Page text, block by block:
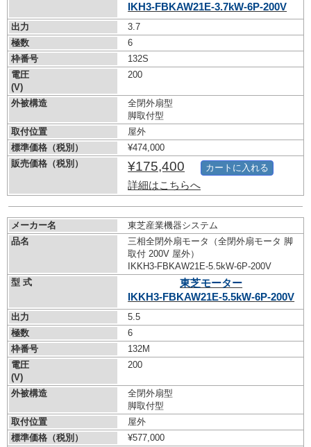
IKH3-FBKAW21E-3.7kW-6P-200V
出力
3.7
極数
6
枠番号
132S
電圧
(V)
200
外被構造
全閉外扇型
脚取付型
取付位置
屋外
標準価格（税別）
¥474,000
販売価格（税別）
¥175,400
詳細はこちらへ
カートに入れる
メーカー名
東芝産業機器システム
品名
三相全閉外扇モータ（全閉外扇モータ 脚
取付 200V 屋外）
IKKH3-FBKAW21E-5.5kW-6P-200V
型 式
東芝モーター
IKKH3-FBKAW21E-5.5kW-6P-200V
出力
5.5
極数
6
枠番号
132M
電圧
(V)
200
外被構造
全閉外扇型
脚取付型
取付位置
屋外
標準価格（税別）
¥577,000